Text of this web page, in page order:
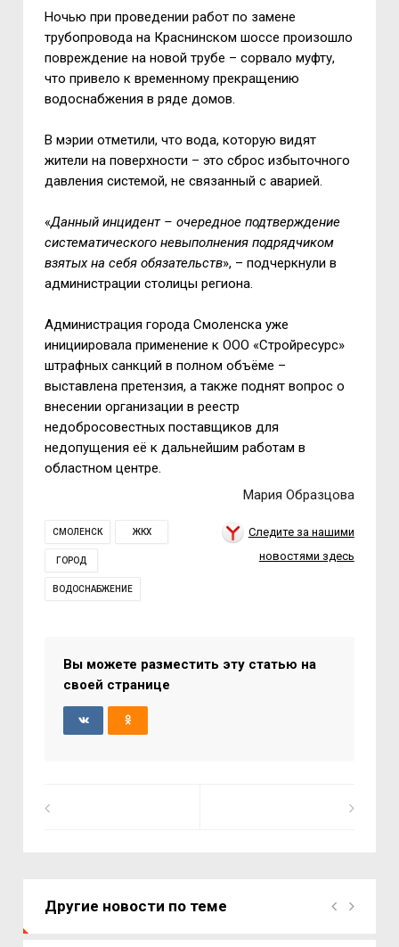
Ночью при проведении работ по замене
трубопровода на Краснинском шоссе произошло
повреждение на новой трубе –сорвало муфту,
что привело к временному прекращению
водоснабжения в ряде домов.
В мэрии отметили, что вода, которую видят
жители на поверхности – это сброс избыточного
давления системой, не связанный с аварией.
«Данный инцидент – очередное подтверждение
систематического невыполнения подрядчиком
взятых на себя обязательств», – подчеркнули в
администрации столицы региона.
Администрация города Смоленска уже
инициировала применение к ООО «Стройресурс»
штрафных санкций в полном объёме –
выставлена претензия, а также поднят вопрос о
внесении организации в реестр
недобросовестных поставщиков для
недопущения её к дальнейшим работам в
областном центре.
Мария Образцова
СМОЛЕНСК ЖКХ
ГОРОД
ВОДОСНАБЖЕНИЕ
Следите за нашими
новостями здесь
Вы можете разместить эту статью на
своей странице
Другие новости по теме